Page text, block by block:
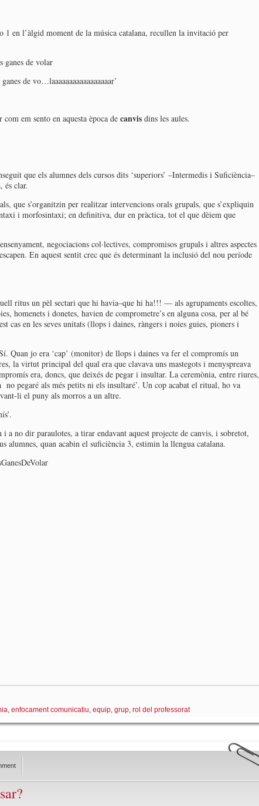
1 en l’àlgid moment de la música catalana, recullen la invitació per
ganes de volar
de vo…laaaaaaaaaaaaaaaaar’
em sento en aquesta època de canvis dins les aules.
que els alumnes dels cursos dits ‘superiors’ –Intermedis i Suficiència–
és clar.
que s’organitzin per realitzar intervencions orals grupals, que s’expliquin
i morfosintaxi; en definitiva, dur en pràctica, tot el que dèiem que
negociacions col·lectives, compromisos grupals i altres aspectes
En aquest sentit crec que és determinant la inclusió del nou període
ritus un pèl sectari que hi havia–que hi ha!!! — als agrupaments escoltes,
homenets i donetes, havien de comprometre’s en alguna cosa, per al bé
cas en les seves unitats (llops i daines, ràngers i noies guies, pioners i
Quan jo era ‘cap’ (monitor) de llops i daines va fer el compromís un
la virtut principal del qual era que clavava uns mastegots i menyspreava
era, doncs, que deixés de pegar i insultar. La ceremònia, entre riures,
pegaré als més petits ni els insultaré’. Un cop acabat el ritual, ho va
li el puny als morros a un altre.
a no dir paraulotes, a tirar endavant aquest projecte de canvis, i sobretot,
alumnes, quan acabin el suficiència 3, estimin la llengua catalana.
, enfocament comunicatiu, equip, grup, rol del professorat